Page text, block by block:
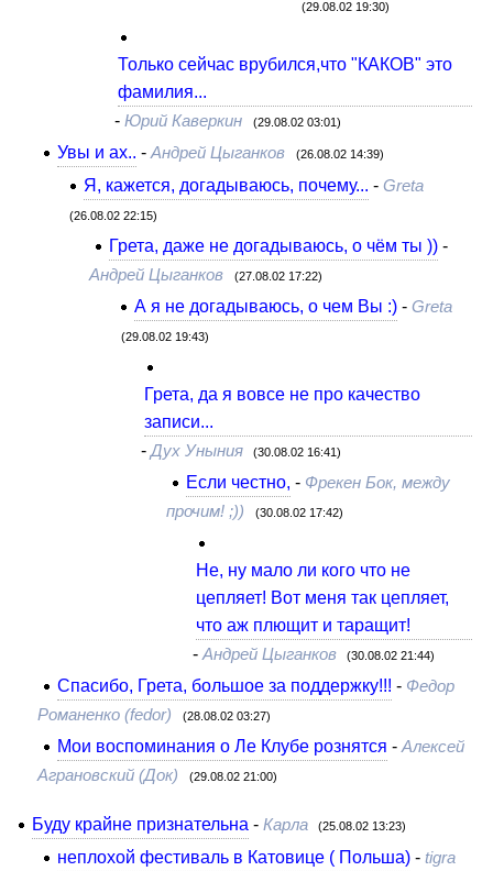
(29.08.02 19:30)
Только сейчас врубился,что "КАКОВ" это
фамилия...
-Юрий Каверкин (29.08.02 03:01)
Увы и ах.. -Андрей Цыганков (26.08.02 14:39)
Я, кажется, догадываюсь, почему... - Greta
(26.08.02 22:15)
Грета, даже не догадываюсь, о чём ты ))-
Андрей Цыганков (27.08.02 17:22)
А я не догадываюсь, о чем Вы :) -Greta
(29.08.02 19:43)
Грета, да я вовсе не про качество
записи...
- Дух Уныния (30.08.02 16:41)
Если честно, - Фрекен Бок, между
прочим! ;))
(30.08.02 17:42)
Не, ну мало ли кого что не
цепляет! Вот меня так цепляет,
что аж плющит и таращит!
- Андрей Цыганков (30.08.02 21:44)
Спасибо, Грета, большое за поддержку!!! - Федор
Романенко (fedor)
(28.08.02 03:27)
Мои воспоминания о Ле Клубе рознятся -Алексей
Аграновский (Док)
(29.08.02 21:00)
Буду крайне признательна - Карла (25.08.02 13:23)
неплохой фестиваль в Катовице ( Польша) -tigra